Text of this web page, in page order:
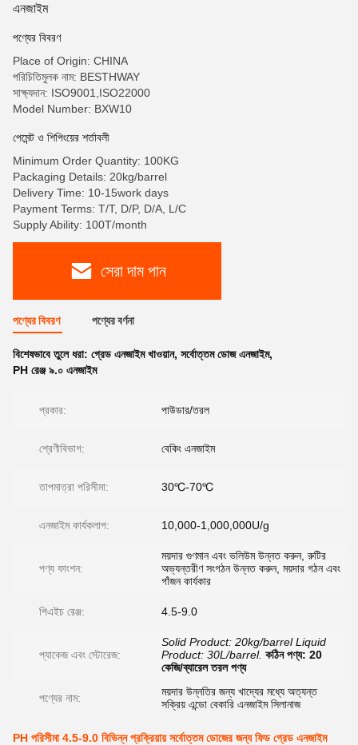
এনজাইম
পণ্যের বিবরণ
Place of Origin: CHINA
পরিচিতিমুলক নাম: BESTHWAY
সাক্ষ্যদান: ISO9001,ISO22000
Model Number: BXW10
পেমেন্ট ও শিপিংয়ের শর্তাবলী
Minimum Order Quantity: 100KG
Packaging Details: 20kg/barrel
Delivery Time: 10-15work days
Payment Terms: T/T, D/P, D/A, L/C
Supply Ability: 100T/month
সেরা দাম পান
পণ্যের বিবরণ পণ্যের বর্ণনা
বিশেষভাবে তুলে ধরা: গ্রেড এনজাইম খাওয়ান, সর্বোত্তম ডোজ এনজাইম,
PH রেঞ্জ ৯.০ এনজাইম
প্রকার: পাউডার/তরল
শ্রেণীবিভাগ: বেকিং এনজাইম
তাপমাত্রা পরিসীমা: 30℃-70℃
এনজাইম কার্যকলাপ: 10,000-1,000,000U/g
পণ্য ফাংশন:
ময়দার গুণমান এবং ভলিউম উন্নত করুন, রুটির
অভ্যন্তরীণ সংগঠন উন্নত করুন, ময়দার গঠন এবং
গাঁজন কার্যকার
পিএইচ রেঞ্জ: 4.5-9.0
প্যাকেজ এবং স্টোরেজ:
Solid Product: 20kg/barrel Liquid
Product: 30L/barrel. কঠিন পণ্য: 20
কেজি/ব্যারেল তরল পণ্য
পণ্যের নাম:
ময়দার উন্নতির জন্য খাদ্যের মধ্যে অত্যন্ত
সক্রিয় এন্ডো বেকারি এনজাইম সিলানাজ
PH পরিসীমা 4.5-9.0 বিভিন্ন প্রক্রিয়ায় সর্বোত্তম ডোজের জন্য ফিড গ্রেড এনজাইম